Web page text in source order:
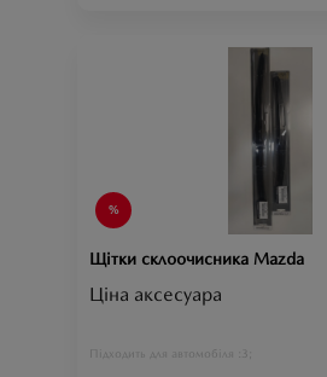
Щітки склоочисника Mazda
Ціна аксесуара
Підходить для автомобіля : 3;